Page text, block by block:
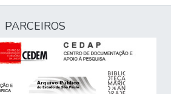
PARCEIROS